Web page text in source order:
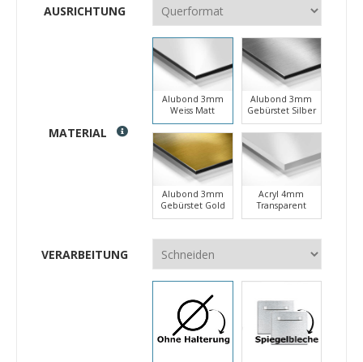
AUSRICHTUNG
MATERIAL
Alubond 3mm
Weiss Matt
Alubond 3mm
Gebürstet Silber
Alubond 3mm
Gebürstet Gold
Acryl 4mm
Transparent
VERARBEITUNG